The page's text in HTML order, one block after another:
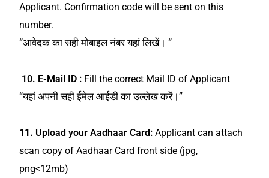
Applicant. Confirmation code will be sent on this
number.
“आवेदक का सही मोबाइल नंबर यहां लिखें। “
10. E-Mail ID : Fill the correct Mail ID of Applicant
“यहां अपनी सही ईमेल आईडी का उल्लेख करें।”
11. Upload your Aadhaar Card: Applicant can attach
scan copy of Aadhaar Card front side (jpg,
png<12mb)